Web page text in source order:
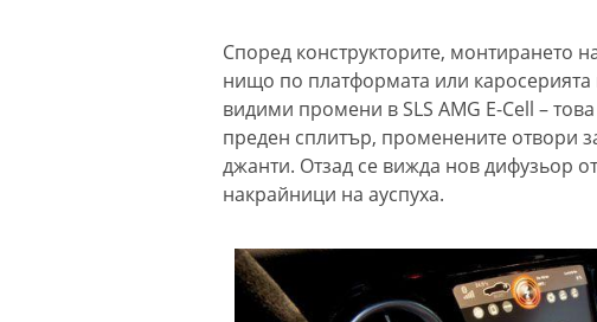
Според конструкторите, монтирането
нищо по платформата или
видими промени в SLS AMG E-Cell –
преден сплитър, променените отвори
джанти. Отзад се вижда нов дифузьор
накрайници на ауспуха.